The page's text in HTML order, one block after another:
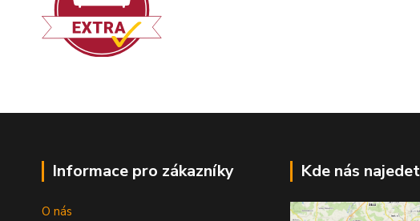
Informace pro zákazníky
O nás
Kde nás